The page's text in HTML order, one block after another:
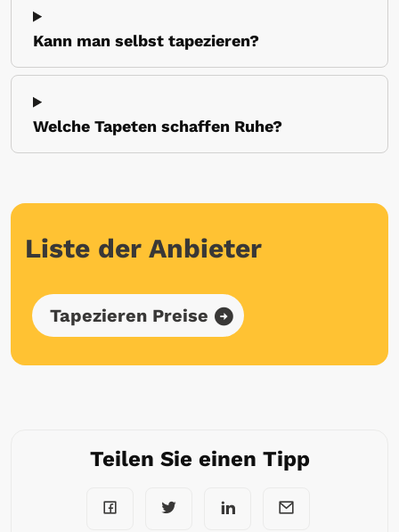
Kann man selbst tapezieren?
Welche Tapeten schaffen Ruhe?
Liste der Anbieter
Tapezieren Preise
Teilen Sie einen Tipp